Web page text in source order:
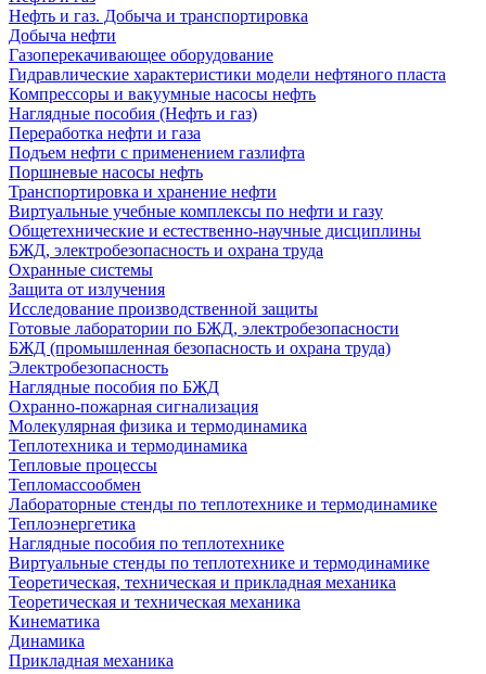
Нефть и газ. Добыча и транспортировка
Добыча нефти
Газоперекачивающее оборудование
Гидравлические характеристики модели нефтяного пласта
Компрессоры и вакуумные насосы нефть
Наглядные пособия (Нефть и газ)
Переработка нефти и газа
Подъем нефти с применением газлифта
Поршневые насосы нефть
Транспортировка и хранение нефти
Виртуальные учебные комплексы по нефти и газу
Общетехнические и естественно-научные дисциплины
БЖД, электробезопасность и охрана труда
Охранные системы
Защита от излучения
Исследование производственной защиты
Готовые лаборатории по БЖД, электробезопасности
БЖД (промышленная безопасность и охрана труда)
Электробезопасность
Наглядные пособия по БЖД
Охранно-пожарная сигнализация
Молекулярная физика и термодинамика
Теплотехника и термодинамика
Тепловые процессы
Тепломассообмен
Лабораторные стенды по теплотехнике и термодинамике
Теплоэнергетика
Наглядные пособия по теплотехнике
Виртуальные стенды по теплотехнике и термодинамике
Теоретическая, техническая и прикладная механика
Теоретическая и техническая механика
Кинематика
Динамика
Прикладная механика